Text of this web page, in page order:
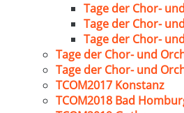
Tage der Chor-
Tage der Chor-
Tage der Chor-
Tage der Chor- und
Tage der Chor- und
TCOM2017 Konstanz
TCOM2018 Bad